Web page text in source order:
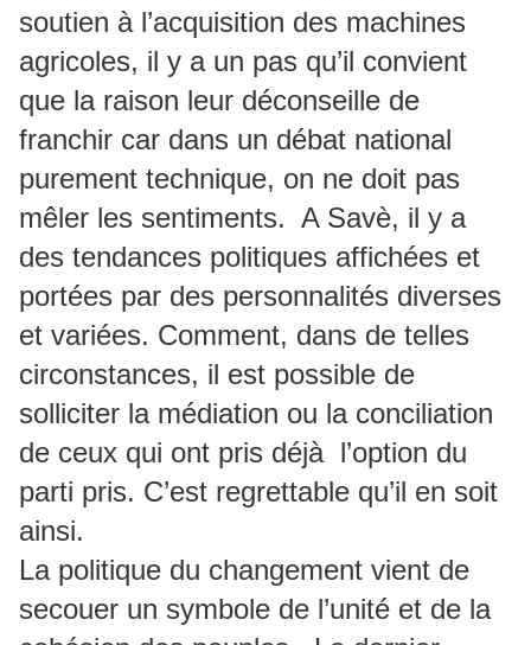
soutien à l’acquisition des machines
agricoles, il y a un pas qu’il convient
que la raison leur déconseille de
franchir car dans un débat national
purement technique, on ne doit pas
mêler les sentiments. A Savè, il y a
des tendances politiques affichées et
portées par des personnalités diverses
et variées. Comment, dans de telles
circonstances, il est possible de
solliciter la médiation ou la conciliation
de ceux qui ont pris déjà l’option du
parti pris. C’est regrettable qu’il en soit
ainsi.
La politique du changement vient de
secouer un symbole de l’unité et de la